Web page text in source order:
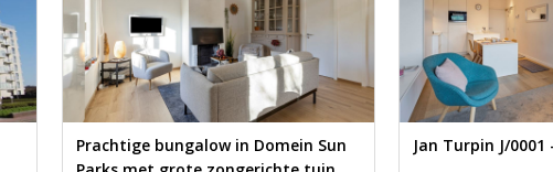
Prachtige bungalow in Domein Sun
Jan Turpin J/